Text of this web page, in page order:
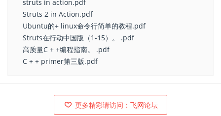
struts in action.pdf
Struts 2 in Action.pdf
Ubuntu的+ linux命令行简单的教程.pdf
Struts在行动中国版（1-15）。 .pdf
高质量C + +编程指南。 .pdf
C + + primer第三版.pdf
更多精彩请访问：飞网论坛